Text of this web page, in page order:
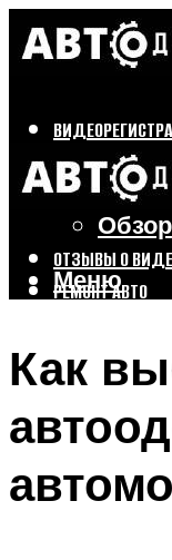
Обзор
ОТЗЫВЫ О
РЕМОНТ АВТО
Меню
Как